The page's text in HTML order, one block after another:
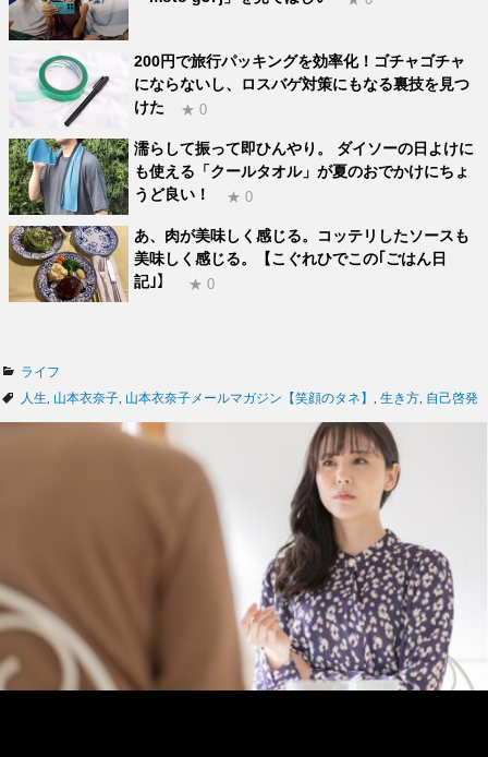
200円で旅行パッキングを効率化！ゴチャゴチャ
にならないし、ロスバゲ対策にもなる裏技を見つ
けた
★ 0
濡らして振って即ひんやり。 ダイソーの日よけに
も使える「クールタオル」が夏のおでかけにちょ
うど良い！
★ 0
あ、肉が美味しく感じる。コッテリしたソースも
美味しく感じる。【こぐれひでこの｢ごはん日
記｣】
★ 0
カ
テ
ライフ
タ
人生 山本衣奈子 山本衣奈子メールマガジン【笑顔のタネ】 生き方 自己啓発